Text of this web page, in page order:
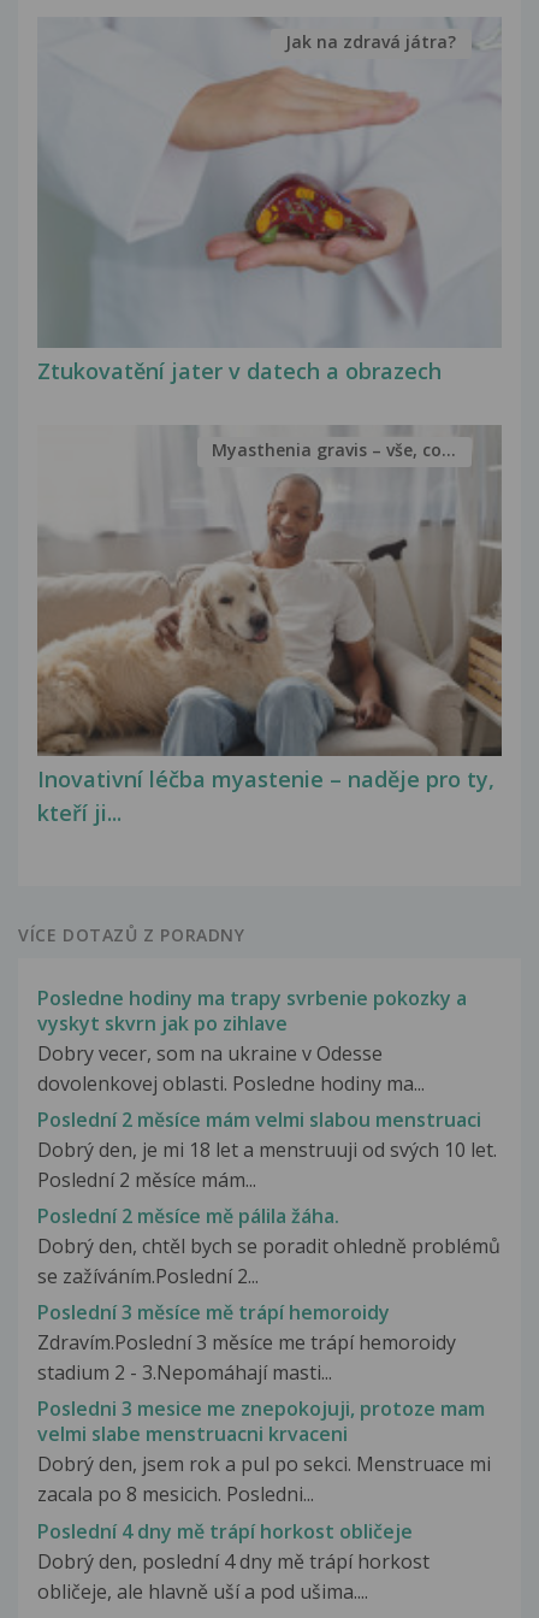
Ztukovatění jater v datech a obrazech
Jak na zdravá játra?
Inovativní léčba myastenie – naděje pro ty,
kteří ji...
Myasthenia gravis – vše, co...
VÍCE DOTAZŮ Z PORADNY
Posledne hodiny ma trapy svrbenie pokozky a
vyskyt skvrn jak po zihlave
Dobry vecer, som na ukraine v Odesse
dovolenkovej oblasti. Posledne hodiny ma...
Poslední 2 měsíce mám velmi slabou menstruaci
Dobrý den, je mi 18 let a menstruuji od svých 10 let.
Poslední 2 měsíce mám...
Poslední 2 měsíce mě pálila žáha.
Dobrý den, chtěl bych se poradit ohledně problémů
se zažíváním.Poslední 2...
Poslední 3 měsíce mě trápí hemoroidy
Zdravím.Poslední 3 měsíce me trápí hemoroidy
stadium 2 - 3.Nepomáhají masti...
Posledni 3 mesice me znepokojuji, protoze mam
velmi slabe menstruacni krvaceni
Dobrý den, jsem rok a pul po sekci. Menstruace mi
zacala po 8 mesicich. Posledni...
Poslední 4 dny mě trápí horkost obličeje
Dobrý den, poslední 4 dny mě trápí horkost
obličeje, ale hlavně uší a pod ušima....